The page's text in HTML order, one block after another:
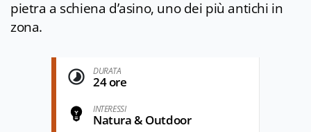
pietra a schiena d’asino, uno dei più antichi in
zona.
DURATA
24 ore
INTERESSI
Natura & Outdoor